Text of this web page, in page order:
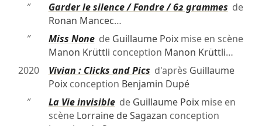
″
Garder le silence / Fondre / 62 grammes de
Ronan Mancec…
″
Miss Nonede Guillaume Poixmise en scène
Manon Krüttli conception Manon Krüttli…
2020
Vivian : Clicks and Pics d'après Guillaume
Poixconception Benjamin Dupé
″
La Vie invisiblede Guillaume Poixmise en
scène Lorraine de Sagazan conception